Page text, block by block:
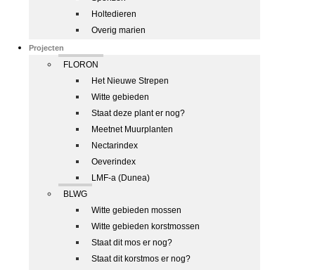
Holtedieren
Overig marien
Projecten
FLORON
Het Nieuwe Strepen
Witte gebieden
Staat deze plant er nog?
Meetnet Muurplanten
Nectarindex
Oeverindex
LMF-a (Dunea)
BLWG
Witte gebieden mossen
Witte gebieden korstmossen
Staat dit mos er nog?
Staat dit korstmos er nog?